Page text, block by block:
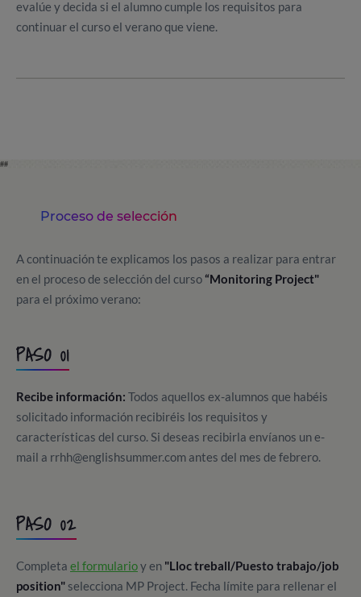
evalúe y decida si el alumno cumple los requisitos para
continuar el curso el verano que viene.
##
Proceso de selección
A continuación te explicamos los pasos a realizar para entrar
en el proceso de selección del curso “Monitoring Project"
para el próximo verano:
PASO 01
Recibe información: Todos aquellos ex-alumnos que habéis
solicitado información recibiréis los requisitos y
características del curso. Si deseas recibirla envíanos un e-
mail a rrhh@englishsummer.com antes del mes de febrero.
PASO 02
Completa el formularioy en "Lloc treball/Puesto trabajo/job
position" selecciona MP Project. Fecha límite para rellenar el